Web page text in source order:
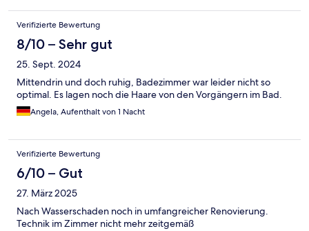
Verifizierte Bewertung
8/10 – Sehr gut
25. Sept. 2024
Mittendrin und doch ruhig, Badezimmer war leider nicht so
optimal. Es lagen noch die Haare von den Vorgängern im Bad.
Angela, Aufenthalt von 1 Nacht
Verifizierte Bewertung
6/10 – Gut
27. März 2025
Nach Wasserschaden noch in umfangreicher Renovierung.
Technik im Zimmer nicht mehr zeitgemäß